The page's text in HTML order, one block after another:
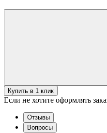
Купить в 1 клик
Если не хотите оформлять
Отзывы
Вопросы